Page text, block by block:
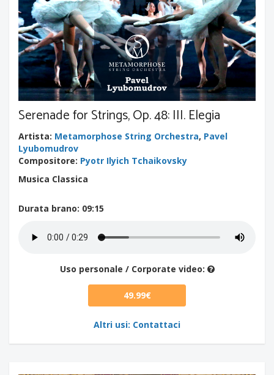
Serenade for Strings, Op. 48: III. Elegia
Artista: Metamorphose String Orchestra, Pavel
Lyubomudrov
Compositore: Pyotr Ilyich Tchaikovsky
Musica Classica
Durata brano: 09:15
Uso personale / Corporate video:
49.99€
Altri usi: Contattaci